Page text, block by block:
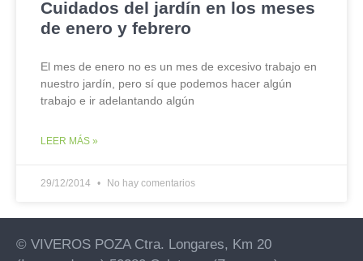
Cuidados del jardín en los meses
de enero y febrero
El mes de enero no es un mes de excesivo trabajo en
nuestro jardín, pero sí que podemos hacer algún
trabajo e ir adelantando algún
LEER MÁS »
29/12/2014 No hay comentarios
© VIVEROS POZA Ctra. Longares, Km 20